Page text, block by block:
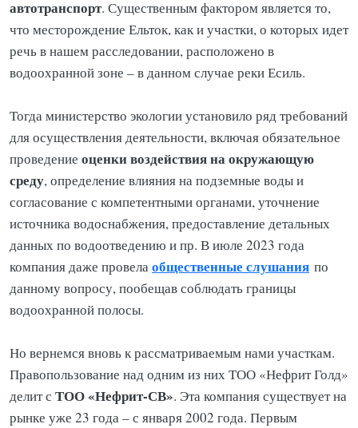
автотранспорт. Существенным фактором является то,
что месторождение Ельток, как и участки, о которых идет
речь в нашем расследовании, расположено в
водоохранной зоне – в данном случае реки Есиль.
Тогда министерство экологии установило ряд требований
для осуществления деятельности, включая обязательное
проведение оценки воздействия на окружающую
среду, определение влияния на подземные воды и
согласование с компетентными органами, уточнение
источника водоснабжения, предоставление детальных
данных по водоотведению и пр. В июле 2023 года
компания даже провелаобщественные слушания по
данному вопросу, пообещав соблюдать границы
водоохранной полосы.
Но вернемся вновь к рассматриваемым нами участкам.
Правопользование над одним из них ТОО «Нефрит Голд»
делит с ТОО «Нефрит-СВ». Эта компания существует на
рынке уже 23 года – с января 2002 года. Первым